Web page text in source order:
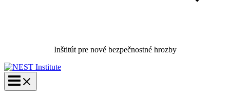
Inštitút pre nové bezpečnostné hrozby